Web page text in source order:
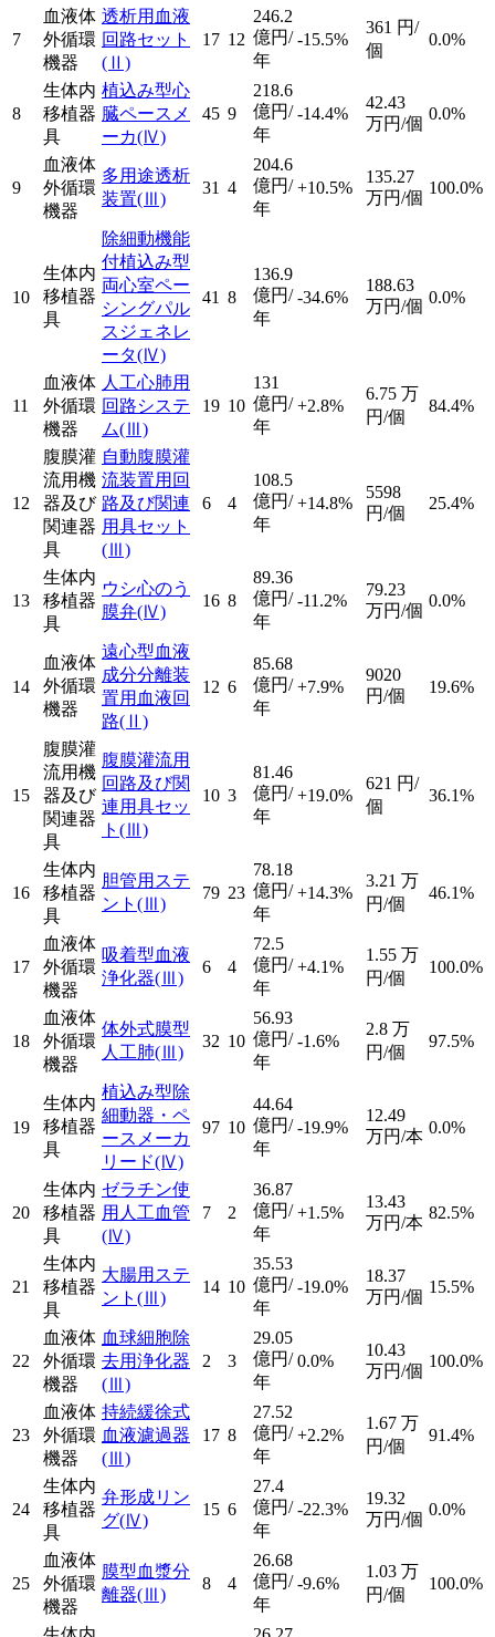
7
血液体
外循環
機器
透析用血液
回路セット
(Ⅱ)
17 12
246.2
億円/
年
-15.5%
361 円/
個
0.0%
8
生体内
移植器
具
植込み型心
臓ペースメ
ーカ(Ⅳ)
45 9
218.6
億円/
年
-14.4%
42.43
万円/個
0.0%
9
血液体
外循環
機器
多用途透析
装置(Ⅲ)
31 4
204.6
億円/
年
+10.5%
135.27
万円/個
100.0%
10
生体内
移植器
具
除細動機能
付植込み型
両心室ペー
シングパル
スジェネレ
ータ(Ⅳ)
41 8
136.9
億円/
年
-34.6%
188.63
万円/個 0.0%
11
血液体
外循環
機器
人工心肺用
回路システ
ム(Ⅲ)
19 10
131
億円/
年
+2.8%
6.75 万
円/個
84.4%
12
腹膜灌
流用機
器及び
関連器
具
自動腹膜灌
流装置用回
路及び関連
用具セット
(Ⅲ)
6 4
108.5
億円/
年
+14.8%
5598
円/個
25.4%
13
生体内
移植器
具
ウシ心のう
膜弁(Ⅳ)
16 8
89.36
億円/
年
-11.2%
79.23
万円/個
0.0%
14
血液体
外循環
機器
遠心型血液
成分分離装
置用血液回
路(Ⅱ)
12 6
85.68
億円/
年
+7.9%
9020
円/個
19.6%
15
腹膜灌
流用機
器及び
関連器
具
腹膜灌流用
回路及び関
連用具セッ
ト (Ⅲ)
10 3
81.46
億円/
年
+19.0%
621 円/
個
36.1%
16
生体内
移植器
具
胆管用ステ
ント (Ⅲ)
79 23
78.18
億円/
年
+14.3%
3.21 万
円/個
46.1%
17
血液体
外循環
機器
吸着型血液
浄化器(Ⅲ)
6 4
72.5
億円/
年
+4.1%
1.55 万
円/個
100.0%
18
血液体
外循環
機器
体外式膜型
人工肺(Ⅲ)
32 10
56.93
億円/
年
-1.6%
2.8 万
円/個
97.5%
19
生体内
移植器
具
植込み型除
細動器・ペ
ースメーカ
リード(Ⅳ)
97 10
44.64
億円/
年
-19.9%
12.49
万円/本 0.0%
20
生体内
移植器
具
ゼラチン使
用人工血管
(Ⅳ)
7 2
36.87
億円/
年
+1.5%
13.43
万円/本
82.5%
21
生体内
移植器
具
大腸用ステ
ント (Ⅲ)
14 10
35.53
億円/
年
-19.0%
18.37
万円/個
15.5%
22
血液体
外循環
機器
血球細胞除
去用浄化器
(Ⅲ)
2 3
29.05
億円/
年
0.0%
10.43
万円/個
100.0%
23
血液体
外循環
機器
持続緩徐式
血液濾過器
(Ⅲ)
17 8
27.52
億円/
年
+2.2%
1.67 万
円/個
91.4%
24
生体内
移植器
具
弁形成リン
グ(Ⅳ)
15 6
27.4
億円/
年
-22.3%
19.32
万円/個
0.0%
25
血液体
外循環
機器
膜型血漿分
離器(Ⅲ)
8 4
26.68
億円/
年
-9.6%
1.03 万
円/個
100.0%